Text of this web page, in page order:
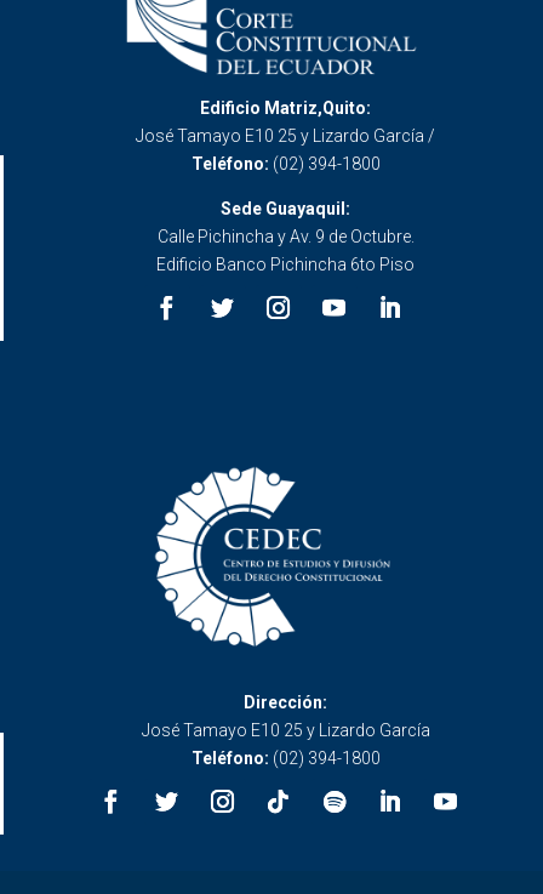
Edificio Matriz,Quito:
José Tamayo E10 25 y Lizardo García /
Teléfono: (02) 394-1800
Sede Guayaquil:
Calle Pichincha y Av. 9 de Octubre.
Edificio Banco Pichincha 6to Piso
Dirección:
José Tamayo E10 25 y Lizardo García
Teléfono: (02) 394-1800